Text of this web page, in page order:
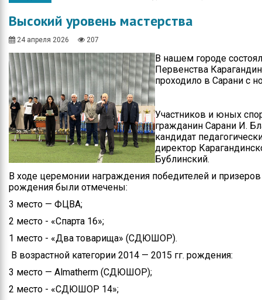
Спорт
Экономика
Здравоохранение
Неотложка
В городском акимате
В городском
маслихате
Культура
Ими гордится город
Школьные будни
Коммунальная сфера
Годовые планы
Высокий уровень мастерства
24 апреля 2026 207
В нашем городе
Первенства
проходило в Сарани с
Участников и юных
гражданин Сарани И.
кандидат
директор
Бублинский.
В ходе церемонии награждения победителей и призеров
рождения были отмечены:
3 место — ФЦВА;
2 место - «Спарта 16»;
1 место - «Два товарища» (СДЮШОР).
В возрастной категории 2014 — 2015 гг. рождения:
3 место — Almatherm (СДЮШОР);
2 место - «СДЮШОР 14»;